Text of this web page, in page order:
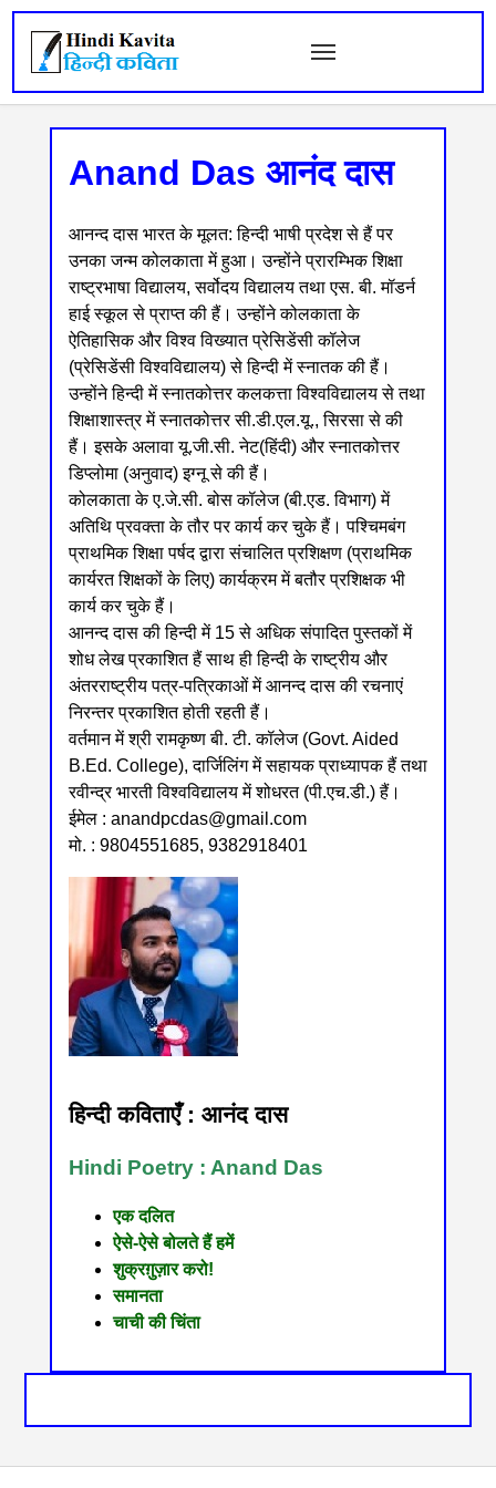
Anand Das आनंद दास
आनन्द दास भारत के मूलत: हिन्दी भाषी प्रदेश से हैं पर
उनका जन्म कोलकाता में हुआ। उन्होंने प्रारम्भिक शिक्षा
राष्ट्रभाषा विद्यालय, सर्वोदय विद्यालय तथा एस. बी. मॉडर्न
हाई स्कूल से प्राप्त की हैं। उन्होंने कोलकाता के
ऐतिहासिक और विश्व विख्यात प्रेसिडेंसी कॉलेज
(प्रेसिडेंसी विश्वविद्यालय) से हिन्दी में स्नातक की हैं।
उन्होंने हिन्दी में स्नातकोत्तर कलकत्ता विश्वविद्यालय से तथा
शिक्षाशास्त्र में स्नातकोत्तर सी.डी.एल.यू., सिरसा से की
हैं। इसके अलावा यू.जी.सी. नेट(हिंदी) और स्नातकोत्तर
डिप्लोमा (अनुवाद) इग्नू से की हैं।
कोलकाता के ए.जे.सी. बोस कॉलेज (बी.एड. विभाग) में
अतिथि प्रवक्ता के तौर पर कार्य कर चुके हैं। पश्चिमबंग
प्राथमिक शिक्षा पर्षद द्वारा संचालित प्रशिक्षण (प्राथमिक
कार्यरत शिक्षकों के लिए) कार्यक्रम में बतौर प्रशिक्षक भी
कार्य कर चुके हैं।
आनन्द दास की हिन्दी में 15 से अधिक संपादित पुस्तकों में
शोध लेख प्रकाशित हैं साथ ही हिन्दी के राष्ट्रीय और
अंतरराष्ट्रीय पत्र-पत्रिकाओं में आनन्द दास की रचनाएं
निरन्तर प्रकाशित होती रहती हैं।
वर्तमान में श्री रामकृष्ण बी. टी. कॉलेज (Govt. Aided
B.Ed. College), दार्जिलिंग में सहायक प्राध्यापक हैं तथा
रवीन्द्र भारती विश्वविद्यालय में शोधरत (पी.एच.डी.) हैं।
ईमेल : anandpcdas@gmail.com
मो. : 9804551685, 9382918401
हिन्दी कविताएँ : आनंद दास
Hindi Poetry : Anand Das
एक दलित
ऐसे-ऐसे बोलते हैं हमें
शुक्रग़ुज़ार करो!
समानता
चाची की चिंता